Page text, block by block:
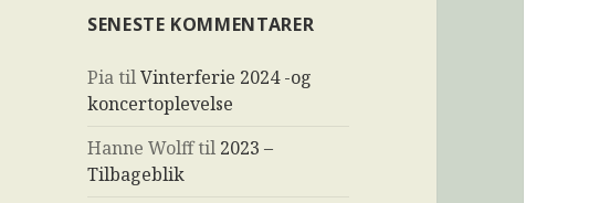
SENESTE KOMMENTARER
PiatilVinterferie 2024 -og
koncertoplevelse
Hanne Wolfftil 2023 –
Tilbageblik